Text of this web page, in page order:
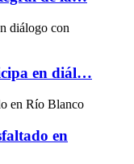
en diál…
en